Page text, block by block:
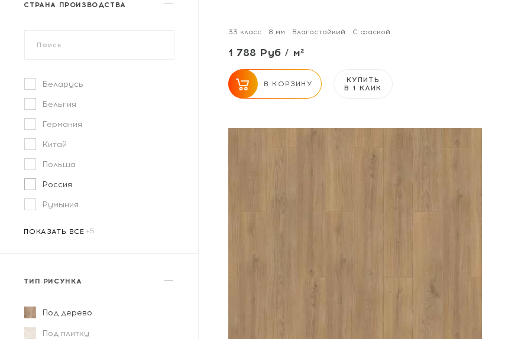
СТРАНА ПРОИЗВОДСТВА
Беларусь
Бельгия
Германия
Китай
Польша
Россия
Румыния
ПОКАЗАТЬ ВСЕ
ТИП РИСУНКА
Под дерево
Под плитку
33 класс 8 мм Влагостойкий С фаской
1 788 Руб / м²
В КОРЗИНУ
КУПИТЬ
В 1 КЛИК